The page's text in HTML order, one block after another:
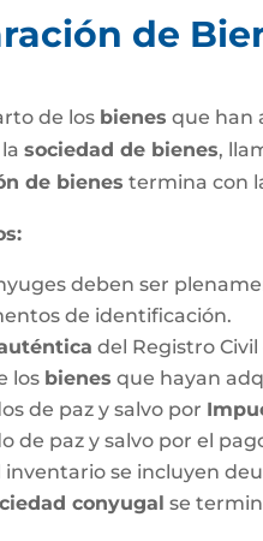
de
de los bienes que han
lasociedad de bienes,
de bienes termina con
deben ser
de identificación.
del Registro
los bienes que hayan
de paz y salvo por
de paz y salvo por el
inventario se incluyen
conyugal se